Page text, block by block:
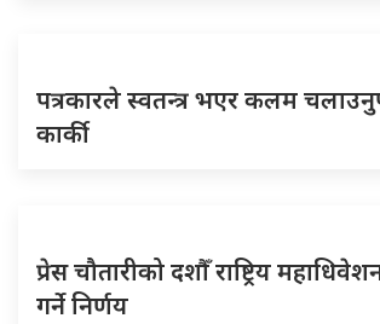
पत्रकारले स्वतन्त्र भएर कलम
कार्की
प्रेस चौतारीको दशौँ राष्ट्रिय
गर्ने निर्णय